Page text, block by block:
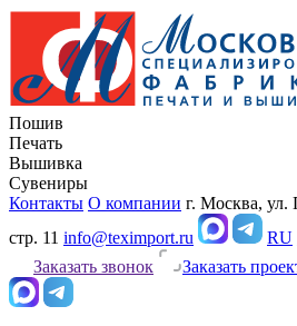
Пошив
Печать
Вышивка
Сувениры
Контакты О компании г. Москва, ул.
стр. 11 info@teximport.ru RU
Заказать звонок
Заказать